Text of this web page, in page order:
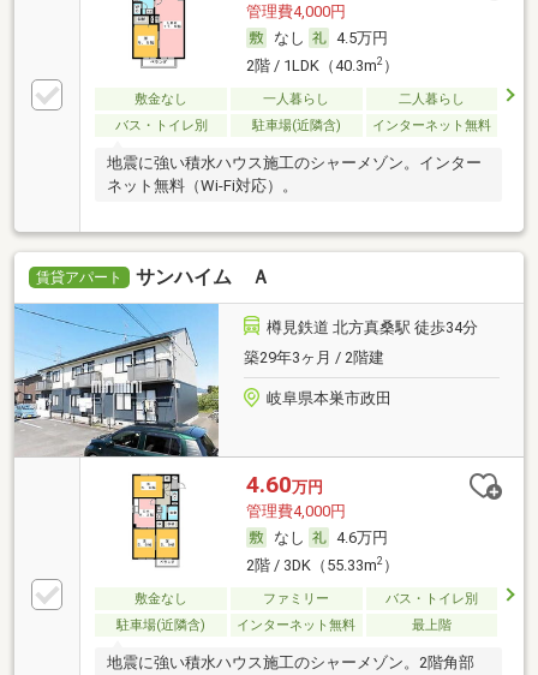
管理費4,000円
なし
4.5万円
2階 / 1LDK（40.3m2）
敷金なし 一人暮らし
二人暮らし
バス・トイレ別
駐車場(近隣含) インターネット無料
地震に強い積水ハウス施工のシャーメゾン。インター
ネット無料（Wi-Fi対応）。
賃貸アパート サンハイム Ａ
樽見鉄道 北方真桑駅 徒歩34分
築29年3ヶ月 / 2階建
岐阜県本巣市政田
4.60万円
管理費4,000円
なし
4.6万円
2階 / 3DK（55.33m2）
敷金なし ファミリー
バス・トイレ別
駐車場(近隣含)
インターネット無料 最上階
地震に強い積水ハウス施工のシャーメゾン。2階角部